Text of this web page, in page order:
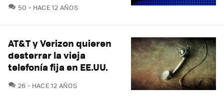
50 COMENTARIOS
HACE 12 AÑOS
AT&T y Verizon quieren
desterrar la vieja
telefonía fija en EE.UU.
26 COMENTARIOS
HACE 12 AÑOS